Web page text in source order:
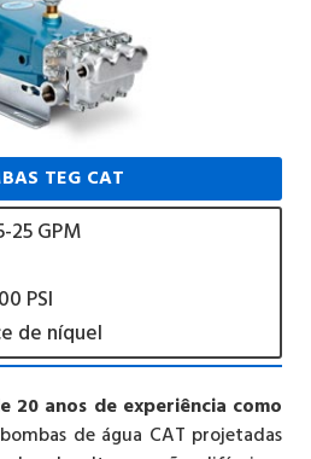
TEG CAT
25 GPM
PSI
de níquel
20 anos de experiência como
de água CAT projetadas